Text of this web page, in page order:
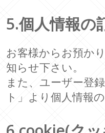
5.個人情報の
お客様からお預か
知らせ下さい。
また、ユーザー登
ト」より個人情報